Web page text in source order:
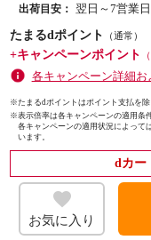
出荷目安： 翌日～7営業
たまるdポイント
（通常）
+キャンペーンポイント
各キャンペーン詳細
※たまるdポイントはポイント支払を除
※表示倍率は各キャンペーンの適用条
各キャンペーンの適用状況によって
います。
dカー
お気に入り